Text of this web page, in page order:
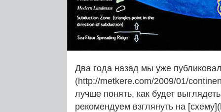
Два года назад мы уже
(http://metkere.com/2009/01/
лучше понять, как будет
рекомендуем взглянуть на